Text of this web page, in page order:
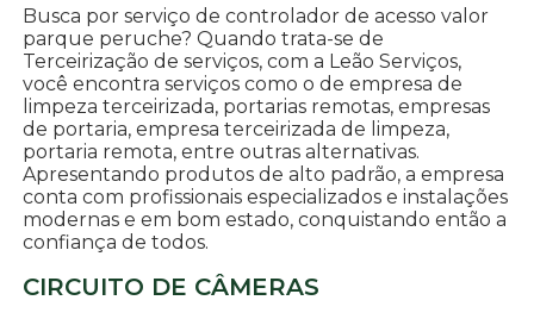
Busca por serviço de controlador de acesso valor
parque peruche? Quando trata-se de
Terceirização de serviços, com a Leão Serviços,
você encontra serviços como o de empresa de
limpeza terceirizada, portarias remotas, empresas
de portaria, empresa terceirizada de limpeza,
portaria remota, entre outras alternativas.
Apresentando produtos de alto padrão, a empresa
conta com profissionais especializados e instalações
modernas e em bom estado, conquistando então a
confiança de todos.
CIRCUITO DE CÂMERAS